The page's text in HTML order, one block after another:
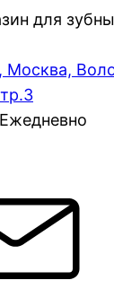
для
Москва,